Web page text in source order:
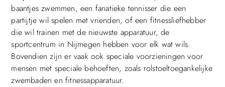
baantjes zwemmen, een fanatieke tennisser die een
partijtje wil spelen met vrienden, of een fitnessliefhebber
die wil trainen met de nieuwste apparatuur, de
sportcentrum in Nijmegen hebben voor elk wat wils.
Bovendien zijn er vaak ook speciale voorzieningen voor
mensen met speciale behoeften, zoals rolstoeltoegankelijke
zwembaden en fitnessapparatuur.